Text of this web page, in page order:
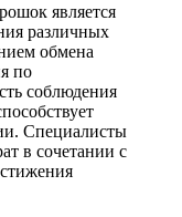
является
различных
обмена
по
соблюдения
Специалисты
в сочетании с